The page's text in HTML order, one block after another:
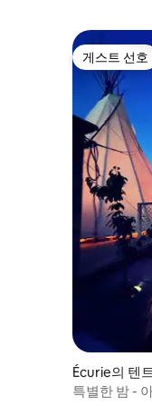
게스트 선호
게스트 선호
Écurie의 텐
특별한 밤 -